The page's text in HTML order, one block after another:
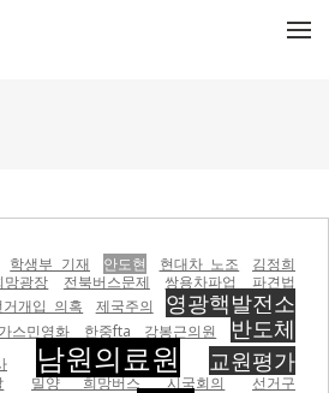
학생부 기재 안도현 현대차 노조
김정희
광장
전북버스문제 쌍용차파업
파견법
개입 의혹 제국주의 영광핵발전소
가스민영화 한중fta 강봉근의원 반도체
남원의료원 교원평가
밀양 희망버스 시국회의 선거구